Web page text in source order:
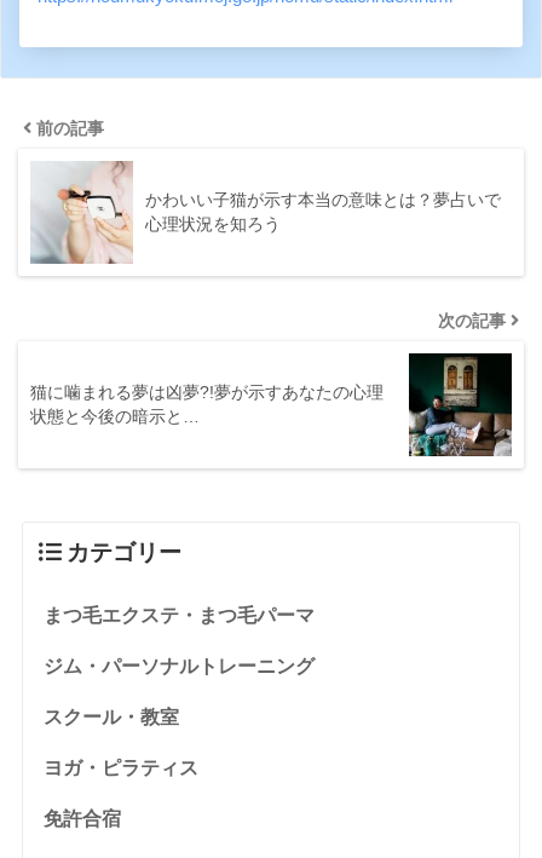
前の記事
かわいい子猫が示す本当の意味とは？夢占いで
心理状況を知ろう
次の記事
猫に噛まれる夢は凶夢?!夢が示すあなたの心理
状態と今後の暗示と…
カテゴリー
まつ毛エクステ・まつ毛パーマ
ジム・パーソナルトレーニング
スクール・教室
ヨガ・ピラティス
免許合宿